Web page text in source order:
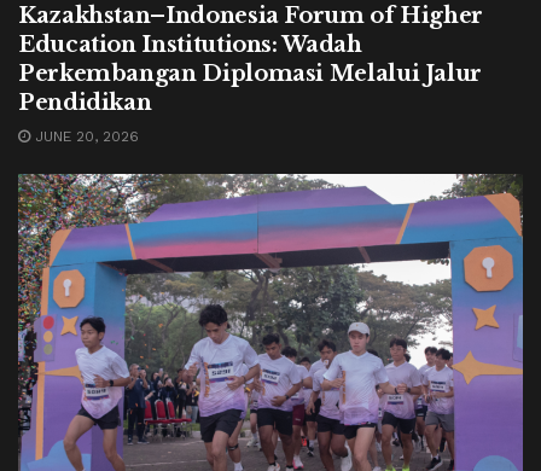
Kazakhstan–Indonesia Forum of Higher
Education Institutions: Wadah
Perkembangan Diplomasi Melalui Jalur
Pendidikan
JUNE 20, 2026